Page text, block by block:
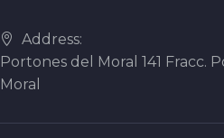
Address:
Portones del Moral 141 Fracc.
Moral